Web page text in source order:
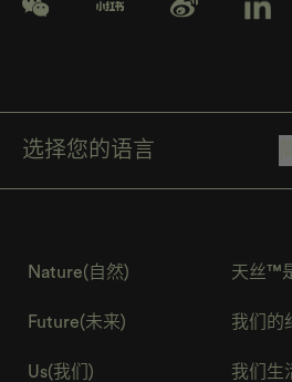
选择您的语言
Nature(自然)
Future(未来)
Us(我们)
天丝™
我们的
我们生